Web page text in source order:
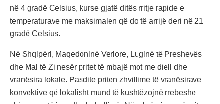
në 4 gradë Celsius, kurse gjatë ditës rritje rapide e
temperaturave me maksimalen që do të arrijë deri në 21
gradë Celsius.
Në Shqipëri, Maqedoninë Veriore, Luginë të Preshevës
dhe Mal të Zi nesër pritet të mbajë mot me diell dhe
vranësira lokale. Pasdite priten zhvillime të vranësirave
konvektive që lokalisht mund të kushtëzojnë rrebeshe